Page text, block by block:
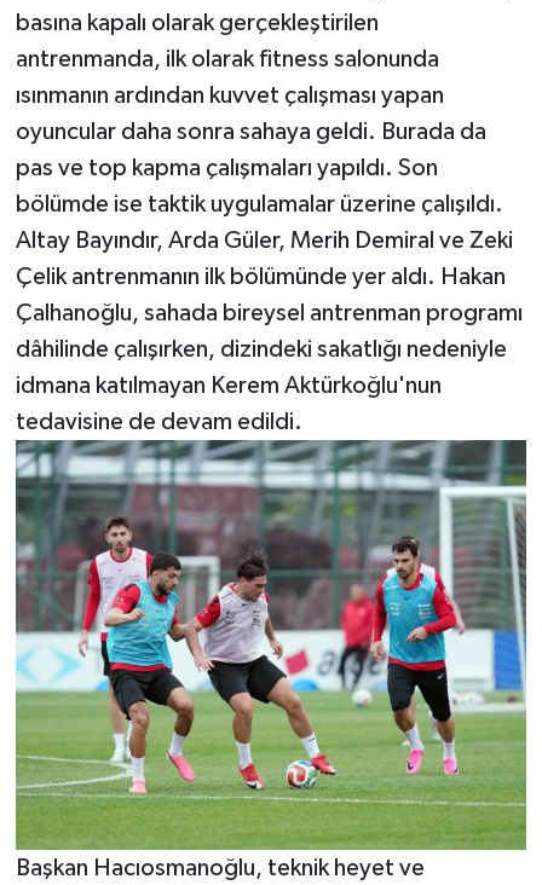
basına kapalı olarak gerçekleştirilen
antrenmanda, ilk olarak fitness salonunda
ısınmanın ardından kuvvet çalışması yapan
oyuncular daha sonra sahaya geldi. Burada da
pas ve top kapma çalışmaları yapıldı. Son
bölümde ise taktik uygulamalar üzerine çalışıldı.
Altay Bayındır, Arda Güler, Merih Demiral ve Zeki
Çelik antrenmanın ilk bölümünde yer aldı. Hakan
Çalhanoğlu, sahada bireysel antrenman programı
dâhilinde çalışırken, dizindeki sakatlığı nedeniyle
idmana katılmayan Kerem Aktürkoğlu'nun
tedavisine de devam edildi.
Başkan Hacıosmanoğlu, teknik heyet ve